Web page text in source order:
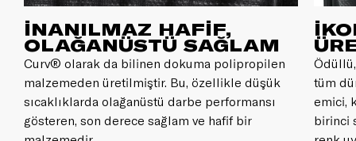
İNANILMAZ HAFİF,
OLAĞANÜSTÜ SAĞLAM
Curv® olarak da bilinen dokuma polipropilen
malzemeden üretilmiştir. Bu, özellikle düşük
sıcaklıklarda olağanüstü darbe performansı
gösteren, son derece sağlam ve hafif bir
tüm
emici,
birinci